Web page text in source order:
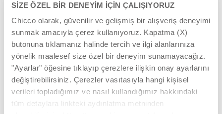
SİZE ÖZEL BİR DENEYİM İÇİN ÇALIŞIYORUZ
Chicco olarak, güvenilir ve gelişmiş bir alışveriş deneyimi
sunmak amacıyla çerez kullanıyoruz. Kapatma (X)
butonuna tıklamanız halinde tercih ve ilgi alanlarınıza
yönelik maalesef size özel bir deneyim sunamayacağız.
"Ayarlar" öğesine tıklayıp çerezlere ilişkin onay ayarlarını
değiştirebilirsiniz. Çerezler vasıtasıyla hangi kişisel
verileri topladığımız ve nasıl kullandığımız hakkındaki
tüm detaylara linkteki aydınlatma metninden
GÜVENLIK
Çocuğunuzun
güvenliği 3 noktalı
emniyet kemeri ile
sağlanır bunun
KONFOR
12 aydan itibaren
Chairy, çocuğunuzun
oyun zamanı için
yerdeilk sandalye